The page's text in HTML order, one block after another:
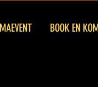
BOOK EN